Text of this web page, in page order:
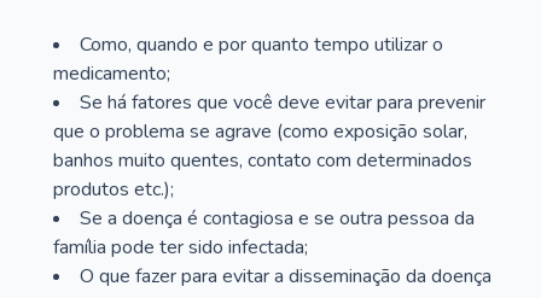
Como, quando e por quanto tempo utilizar o
medicamento;
Se há fatores que você deve evitar para prevenir
que o problema se agrave (como exposição solar,
banhos muito quentes, contato com determinados
produtos etc.);
Se a doença é contagiosa e se outra pessoa da
família pode ter sido infectada;
O que fazer para evitar a disseminação da doença